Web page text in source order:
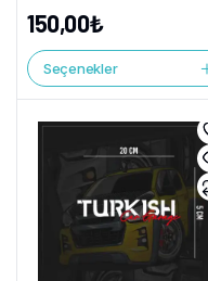
150,00₺
Seçenekler